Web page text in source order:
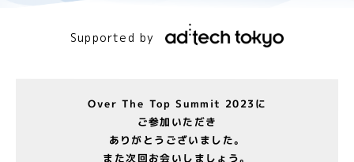
Supported by
Over The Top Summit 2023に
ご参加いただき
ありがとうございました。
また次回お会いしましょう。